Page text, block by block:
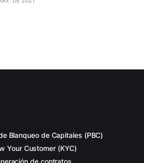
Blanqueo de Capitales (PBC)
Your Customer (KYC)
de contratos